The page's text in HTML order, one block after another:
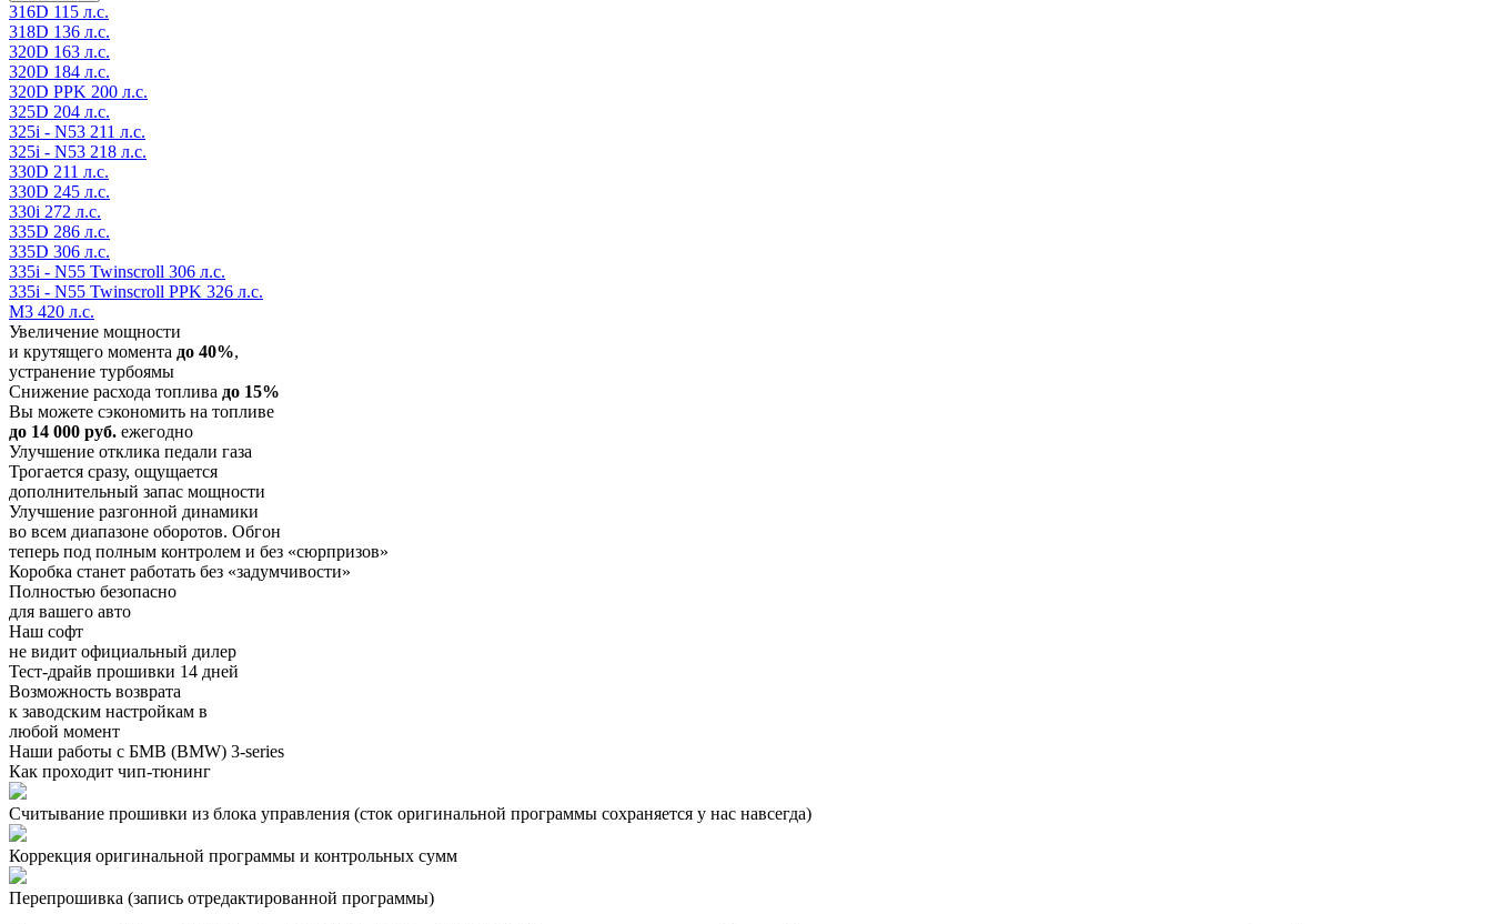
316D 115 л.с.
318D 136 л.с.
320D 163 л.с.
320D 184 л.с.
320D PPK 200 л.с.
325D 204 л.с.
325i - N53 211 л.с.
325i - N53 218 л.с.
330D 211 л.с.
330D 245 л.с.
330i 272 л.с.
335D 286 л.с.
335D 306 л.с.
335i - N55 Twinscroll 306 л.с.
335i - N55 Twinscroll PPK 326 л.с.
M3 420 л.с.
Увеличение мощности
и крутящего момента до 40%,
устранение турбоямы
Снижение расхода топлива до 15%
Вы можете сэкономить на топливе
до 14 000 руб. ежегодно
Улучшение отклика педали газа
Трогается сразу, ощущается
дополнительный запас мощности
Улучшение разгонной динамики
во всем диапазоне оборотов. Обгон
теперь под полным контролем и без «сюрпризов»
Коробка станет работать без «задумчивости»
Полностью безопасно
для вашего авто
Наш софт
не видит официальный дилер
Тест-драйв прошивки 14 дней
Возможность возврата
к заводским настройкам в
любой момент
Наши работы с БМВ (BMW) 3-series
Как проходит чип-тюнинг
Считывание прошивки из блока управления (сток оригинальной программы сохраняется у нас навсегда)
Коррекция оригинальной программы и контрольных сумм
Перепрошивка (запись отредактированной программы)